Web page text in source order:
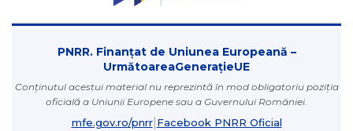
PNRR. Finanțat de Uniunea Europeană –
UrmătoareaGenerațieUE
Conținutul acestui material nu reprezintă în mod obligatoriu poziția
oficială a Uniunii Europene sau a Guvernului României.
mfe.gov.ro/pnrr| Facebook PNRR Oficial